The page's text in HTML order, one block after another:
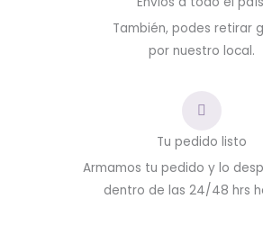
También, podes retirar
por nuestro local.
Tu pedido listo
Armamos tu pedido y lo
dentro de las 24/48 hrs